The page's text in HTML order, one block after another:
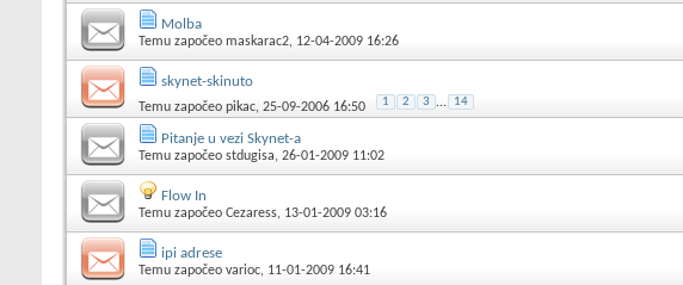
Molba
Temu započeo maskarac2, 12-04-2009 16:26
skynet-skinuto
Temu započeo pikac, 25-09-2006 16:50 1 2 3 ... 14
Pitanje u vezi Skynet-a
Temu započeo stdugisa, 26-01-2009 11:02
Flow In
Temu započeo Cezaress, 13-01-2009 03:16
ipi adrese
Temu započeo varioc, 11-01-2009 16:41